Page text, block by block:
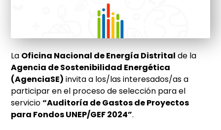
La Oficina Nacional de Energía Distrital de la
Agencia de Sostenibilidad Energética
(AgenciaSE) invita a los/las interesados/as a
participar en el proceso de selección para el
servicio“Auditoría de Gastos de Proyectos
para Fondos UNEP/GEF 2024”.